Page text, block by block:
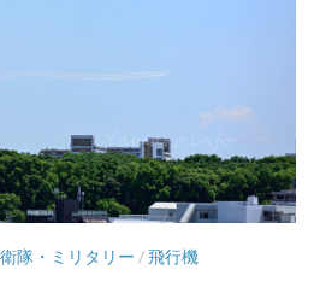
隊・ミリタリー /飛行機